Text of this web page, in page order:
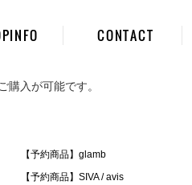
CONTACT
入が可能です。
【予約商品】glamb
【予約商品】SIVA / avis